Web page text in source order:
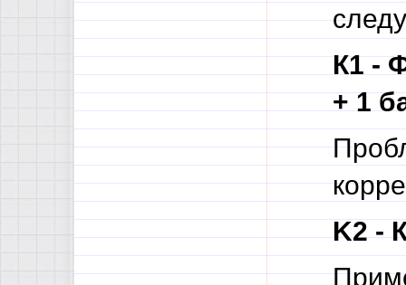
К1 -
+ 1
K2 -